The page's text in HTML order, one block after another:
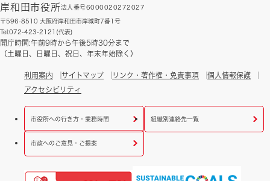
岸和田市役所法人番号6000020272027
〒596-8510 大阪府岸和田市岸城町7番1号
Tel:072-423-2121(代表)
開庁時間:午前9時から午後5時30分まで
（土曜日、日曜日、祝日、年末年始除く）
利用案内 サイトマップ リンク・著作権・免責事項
個人情報保護
アクセシビリティ
市役所への行き方・業務時間 組織別連絡先一覧
市政へのご意見・ご提案